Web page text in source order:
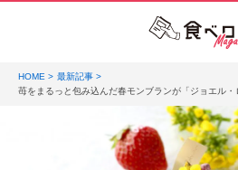
HOME
最新記事
苺をまるっと包み込んだ春モンブランが「ジョエル